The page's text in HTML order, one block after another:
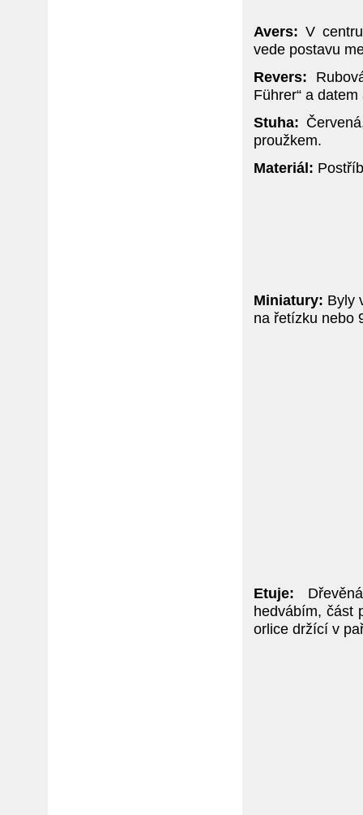
Avers: V
vede postavu
Revers:
Führer“ a
Stuha:
proužkem.
Materiál:
Miniatury: Byly
na řetízku nebo
Etuje:
hedvábím, část
orlice držící v